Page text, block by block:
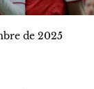
de 2025